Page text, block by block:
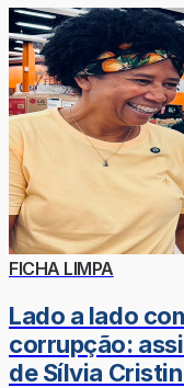
FICHA LIMPA
Lado a lado
corrupção:
de Sílvia